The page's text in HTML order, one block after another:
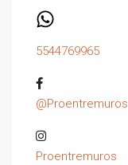
5544769965
@Proentremuros
Proentremuros